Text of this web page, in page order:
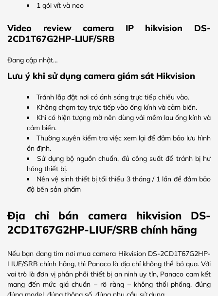
1 gói vít và neo
Video review camera IP hikvision DS-
2CD1T67G2HP-LIUF/SRB
Đang cập nhật…
Lưu ý khi sử dụng camera giám sát Hikvision
Tránh lắp đặt nơi có ánh sáng trực tiếp chiếu vào.
Không chạm tay trực tiếp vào ống kính và cảm biến.
Khi có hiện tượng mờ nên dùng vải mềm lau ống kính và
cảm biến.
Thường xuyên kiểm tra việc xem lại để đảm bảo lưu hình
ổn định.
Sử dụng bộ nguồn chuẩn, đủ công suất để tránh bị hư
hỏng thiết bị.
Nên vệ sinh thiết bị tối thiểu 3 tháng / 1 lần để đảm bảo
độ bền sản phẩm
Địa chỉ bán camera hikvision DS-
2CD1T67G2HP-LIUF/SRB chính hãng
Nếu bạn đang tìm nơi mua camera Hikvision DS-2CD1T67G2HP-
LIUF/SRB chính hãng, thì Panaco là địa chỉ không thể bỏ qua. Với
vai trò là đơn vị phân phối thiết bị an ninh uy tín, Panaco cam kết
mang đến mức giá chuẩn – rõ ràng – không thổi phồng, đúng